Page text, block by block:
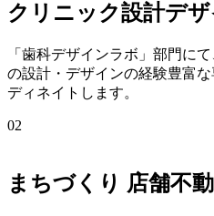
クリニック設計デ
「歯科デザインラボ」部門に
の設計・デザインの経験豊富
ディネイトします。
02
まちづくり 店舗不